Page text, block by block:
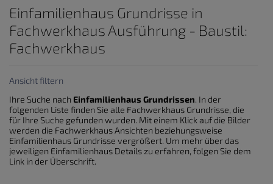
Einfamilienhaus Grundrisse in
Fachwerkhaus Ausführung - Baustil:
Fachwerkhaus
Ansicht filtern
Ihre Suche nach Einfamilienhaus Grundrissen. In der
folgenden Liste finden Sie alle Fachwerkhaus Grundrisse, die
für Ihre Suche gefunden wurden. Mit einem Klick auf die Bilder
werden die Fachwerkhaus Ansichten beziehungsweise
Einfamilienhaus Grundrisse vergrößert. Um mehr über das
jeweiligen Einfamilienhaus Details zu erfahren, folgen Sie dem
Link in der Überschrift.